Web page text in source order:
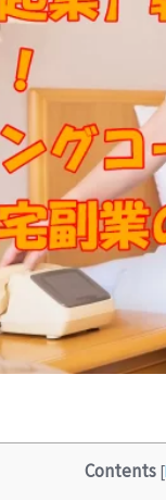
Contents [